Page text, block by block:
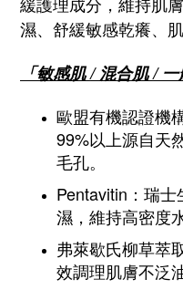
濕、舒緩敏感乾癢、
「敏感肌 / 混合肌 /
歐盟有機認證機
99%以上源自天
毛孔。
Pentavitin：瑞
濕，維持高密度
弗萊歇氏柳草萃
效調理肌膚不泛